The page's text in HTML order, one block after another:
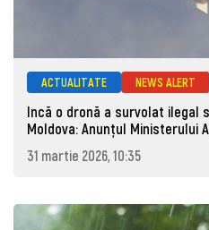
ACTUALITATE NEWS ALERT
Incă o dronă a survolat ilegal
Moldova: Anunţul Ministerului
31 martie 2026, 10:35